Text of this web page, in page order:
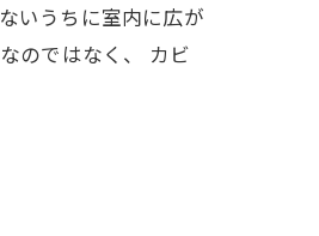
いうちに室内に広が
のではなく、 カビ